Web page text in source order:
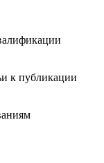
к публикации